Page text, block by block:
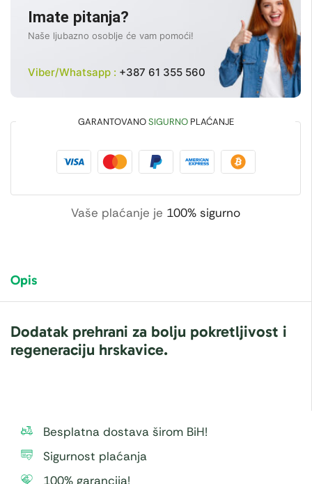
Imate pitanja?
Naše ljubazno osoblje će vam pomoći!
Viber/Whatsapp : +387 61 355 560
GARANTOVANOSIGURNOPLAĆANJE
Vaše plaćanje je 100% sigurno
Opis
Dodatak prehrani za bolju pokretljivost i
regeneraciju hrskavice.
Besplatna dostava širom BiH!
Sigurnost plaćanja
100% garancija!